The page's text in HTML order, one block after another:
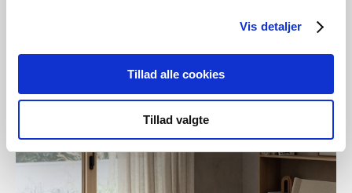
Vis detaljer
Tillad alle cookies
Tillad valgte